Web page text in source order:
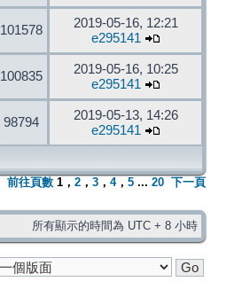
101578
2019-05-16, 12:21
e295141
100835
2019-05-16, 10:25
e295141
98794
2019-05-13, 14:26
e295141
前往頁數 1 ， 2 ， 3 ， 4， 5 ... 20 下一頁
所有顯示的時間為 UTC + 8 小時